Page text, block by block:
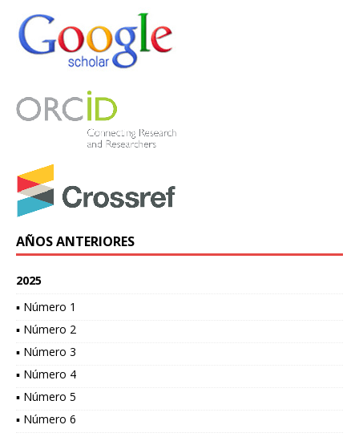
AÑOS ANTERIORES
2025
▪ Número 1
▪ Número 2
▪ Número 3
▪ Número 4
▪ Número 5
▪ Número 6